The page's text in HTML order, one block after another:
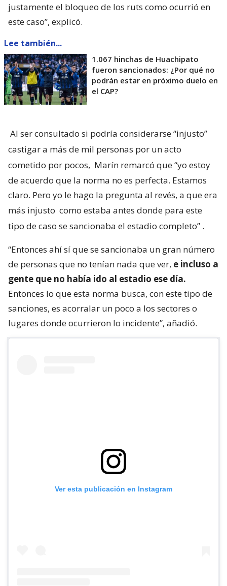
justamente el bloqueo de los ruts como ocurrió en
este caso”, explicó.
Lee también...
1.067 hinchas de Huachipato
fueron sancionados: ¿Por qué no
podrán estar en próximo duelo en
el CAP?
Al ser consultado si podría considerarse “injusto”
castigar a más de mil personas por un acto
cometido por pocos, Marín remarcó que “yo estoy
de acuerdo que la norma no es perfecta. Estamos
claro. Pero yo le hago la pregunta al revés, a que era
más injusto como estaba antes donde para este
tipo de caso se sancionaba el estadio completo” .
“Entonces ahí sí que se sancionaba un gran número
de personas que no tenían nada que ver, e incluso a
gente que no había ido al estadio ese día.
Entonces lo que esta norma busca, con este tipo de
sanciones, es acorralar un poco a los sectores o
lugares donde ocurrieron lo incidente”, añadió.
Ver esta publicación en Instagram